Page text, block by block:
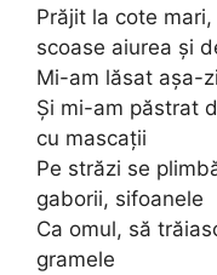
Prăjit la cote
scoase aiurea și
Mi-am lăsat așa-
Și mi-am păstrat
cu mascații
Pe străzi se
gaborii, sifoanele
Ca omul, să
gramele